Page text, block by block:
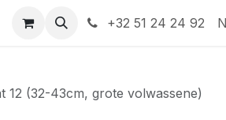
+32 51 24 24 92
(32-43cm, grote volwassene)